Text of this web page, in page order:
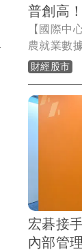
普創高
【國際中
農就業數
股今（7
新高，台
近16%。
財經股市
宏碁接
內部管